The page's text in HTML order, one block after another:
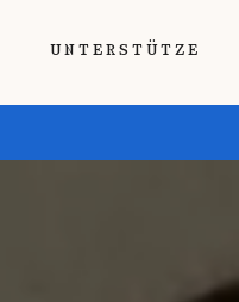
UNTERSTÜTZE